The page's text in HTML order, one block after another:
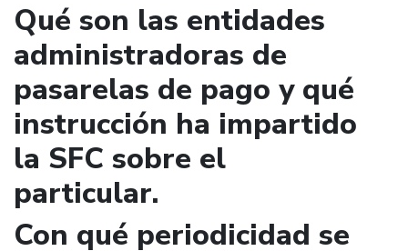
Qué son las entidades
administradoras de
pasarelas de pago y qué
instrucción ha impartido
la SFC sobre el
particular.
Con qué periodicidad se